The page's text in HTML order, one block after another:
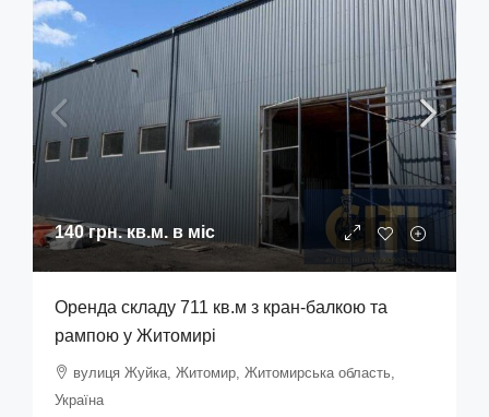
140 грн.кв.м. в міс
Оренда складу 711 кв.м з кран-балкою та
рампою у Житомирі
вулиця Жуйка, Житомир, Житомирська область,
Україна